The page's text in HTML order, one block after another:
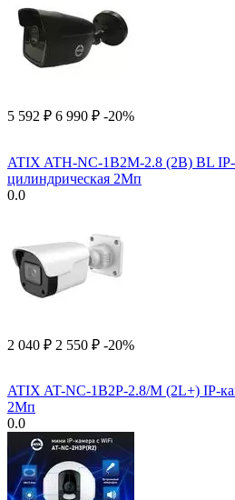
5 592 ₽ 6 990 ₽ -20%
ATIX ATH-NC-1B2M-2.8 (2B) BL IP-
цилиндрическая 2Мп
0.0
2 040 ₽ 2 550 ₽ -20%
ATIX AT-NC-1B2P-2.8/M (2L+) IP-
2Мп
0.0